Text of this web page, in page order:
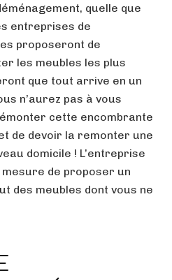
quelle que
entreprises de
proposeront de
les meubles les plus
que tout arrive en un
n’aurez pas à vous
cette encombrante
de devoir la remonter une
domicile ! L’entreprise
de proposer un
des meubles dont vous ne